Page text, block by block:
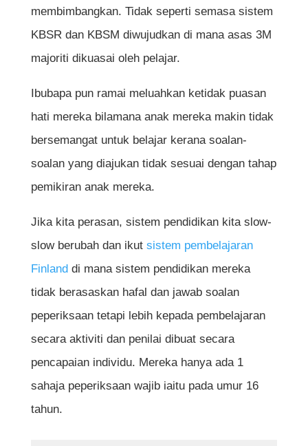
membimbangkan. Tidak seperti semasa sistem
KBSR dan KBSM diwujudkan di mana asas 3M
majoriti dikuasai oleh pelajar.
Ibubapa pun ramai meluahkan ketidak puasan
hati mereka bilamana anak mereka makin tidak
bersemangat untuk belajar kerana soalan-
soalan yang diajukan tidak sesuai dengan tahap
pemikiran anak mereka.
Jika kita perasan, sistem pendidikan kita slow-
slow berubah dan ikut sistem pembelajaran
Finland di mana sistem pendidikan mereka
tidak berasaskan hafal dan jawab soalan
peperiksaan tetapi lebih kepada pembelajaran
secara aktiviti dan penilai dibuat secara
pencapaian individu. Mereka hanya ada 1
sahaja peperiksaan wajib iaitu pada umur 16
tahun.